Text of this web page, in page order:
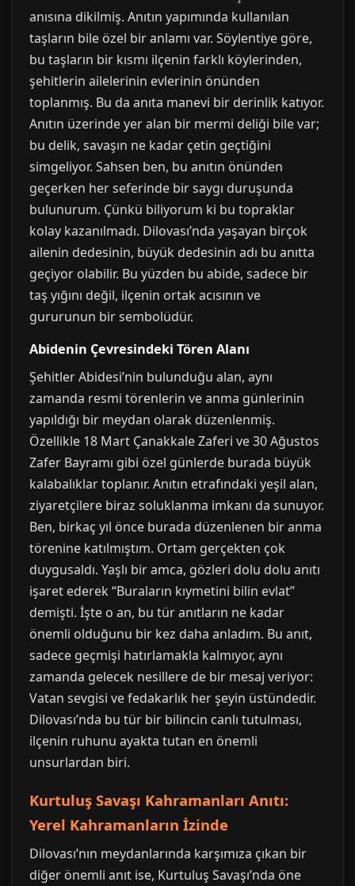
anısına dikilmiş. Anıtın yapımında kullanılan
taşların bile özel bir anlamı var. Söylentiye göre,
bu taşların bir kısmı ilçenin farklı köylerinden,
şehitlerin ailelerinin evlerinin önünden
toplanmış. Bu da anıta manevi bir derinlik katıyor.
Anıtın üzerinde yer alan bir mermi deliği bile var;
bu delik, savaşın ne kadar çetin geçtiğini
simgeliyor. Sahsen ben, bu anıtın önünden
geçerken her seferinde bir saygı duruşunda
bulunurum. Çünkü biliyorum ki bu topraklar
kolay kazanılmadı. Dilovası’nda yaşayan birçok
ailenin dedesinin, büyük dedesinin adı bu anıtta
geçiyor olabilir. Bu yüzden bu abide, sadece bir
taş yığını değil, ilçenin ortak acısının ve
gururunun bir sembolüdür.
Abidenin Çevresindeki Tören Alanı
Şehitler Abidesi’nin bulunduğu alan, aynı
zamanda resmi törenlerin ve anma günlerinin
yapıldığı bir meydan olarak düzenlenmiş.
Özellikle 18 Mart Çanakkale Zaferi ve 30 Ağustos
Zafer Bayramı gibi özel günlerde burada büyük
kalabalıklar toplanır. Anıtın etrafındaki yeşil alan,
ziyaretçilere biraz soluklanma imkanı da sunuyor.
Ben, birkaç yıl önce burada düzenlenen bir anma
törenine katılmıştım. Ortam gerçekten çok
duygusaldı. Yaşlı bir amca, gözleri dolu dolu anıtı
işaret ederek “Buraların kıymetini bilin evlat”
demişti. İşte o an, bu tür anıtların ne kadar
önemli olduğunu bir kez daha anladım. Bu anıt,
sadece geçmişi hatırlamakla kalmıyor, aynı
zamanda gelecek nesillere de bir mesaj veriyor:
Vatan sevgisi ve fedakarlık her şeyin üstündedir.
Dilovası’nda bu tür bir bilincin canlı tutulması,
ilçenin ruhunu ayakta tutan en önemli
unsurlardan biri.
Kurtuluş Savaşı Kahramanları Anıtı:
Yerel Kahramanların İzinde
Dilovası’nın meydanlarında karşımıza çıkan bir
diğer önemli anıt ise, Kurtuluş Savaşı’nda öne